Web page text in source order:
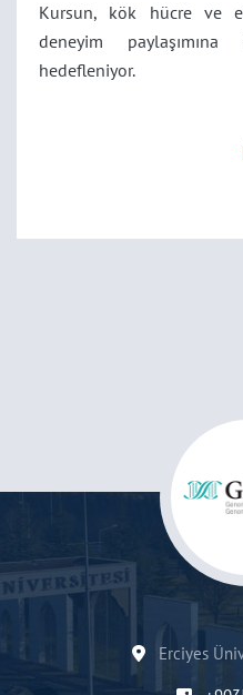
Kursun, kök hücre ve
deneyim
hedefleniyor.
Erciyes